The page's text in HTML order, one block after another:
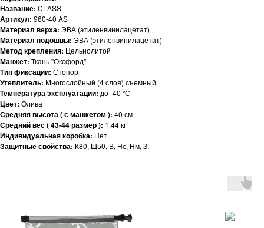
Название: CLASS
Артикул: 960-40 AS
Материал верха: ЭВА (этиленвинилацетат)
Материал подошвы: ЭВА (этиленвинилацетат)
Метод крепления: Цельнолитой
Манжет: Ткань "Оксфорд"
Тип фиксации: Стопор
Утеплитель: Многослойный (4 слоя) съемный
Температура эксплуатации: до -40 ºС
Цвет: Олива
Средняя высота ( с манжетом ): 40 см
Средний вес ( 43-44 размер ): 1,44 кг
Индивидуальная коробка: Нет
Защитные свойства: К80, Щ50, В, Нс, Нм, З.